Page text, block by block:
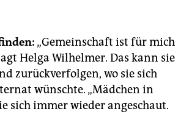
„Gemeinschaft ist für mich
Helga Wilhelmer. Das kann sie
zurückverfolgen, wo sie sich
wünschte. „Mädchen in
sich immer wieder angeschaut.